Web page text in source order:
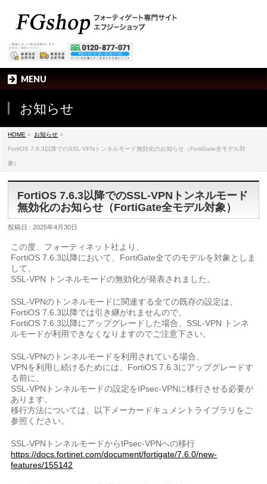
MENU
お知らせ
HOME » お知らせ »
FortiOS 7.6.3以降でのSSL-VPNトンネルモード無効化のお知らせ（FortiGate全モデル対
象）
FortiOS 7.6.3以降でのSSL-VPNトンネルモード
無効化のお知らせ（FortiGate全モデル対象）
投稿日 : 2025年4月30日
この度、フォーティネット社より、
FortiOS 7.6.3以降において、FortiGate全てのモデルを対象としま
して、
SSL-VPN トンネルモードの無効化が発表されました。
SSL-VPNのトンネルモードに関連する全ての既存の設定は、
FortiOS 7.6.3以降では引き継がれませんので、
FortiOS 7.6.3以降にアップグレードした場合、SSL-VPN トンネ
ルモードが利用できなくなりますのでご注意下さい。
SSL-VPNのトンネルモードを利用されている場合、
VPNを利用し続けるためには、FortiOS 7.6.3にアップグレードす
る前に、
SSL-VPNトンネルモードの設定をIPsec-VPNに移行させる必要が
あります。
移行方法については、以下メーカードキュメントライブラリをご
参照ください。
SSL-VPNトンネルモードからIPsec-VPNへの移行
https://docs.fortinet.com/document/fortigate/7.6.0/new-
features/155142